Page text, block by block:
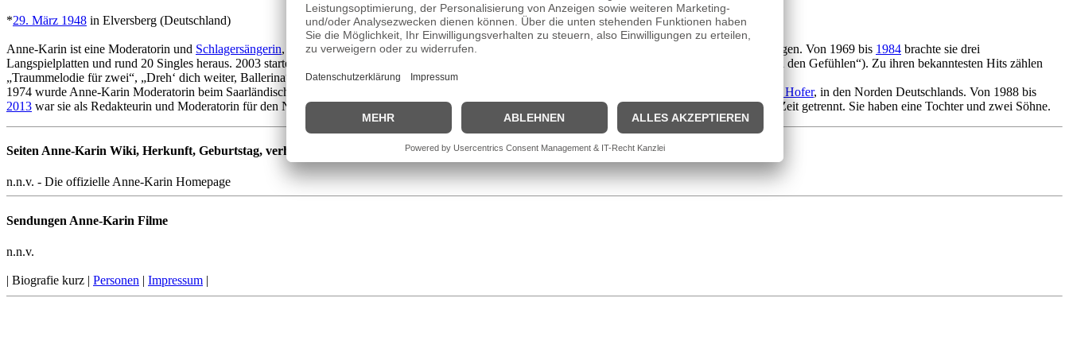
*29. März 1948 in Elversberg (Deutschland)
Anne-Karin ist eine Moderatorin und Schlagersängerin, die eine Ausbildung als Sportlehrerin absolvierte, es jedoch vorzog, in das Musikgeschäft einzusteigen. Von 1969 bis 1984 brachte sie drei
Langspielplatten und rund 20 Singles heraus. 2003 startete sie ein Comeback und zehn Jahre später veröffentlichte sie ihr bislang letztes Album („Zwischen den Gefühlen“). Zu ihren bekanntesten Hits zählen
„Traummelodie für zwei“, „Dreh‘ dich weiter, Ballerina“, „Mir han gespielt am liebschte nur im Dreck“ und „Niemand“.
1974 wurde Anne-Karin Moderatorin beim Saarländischen Rundfunk.
Jan Hofer, in den Norden Deutschlands. Von 1988 bis
2013 war sie als Redakteurin und Moderatorin für den NDR tätig. Sie ist nach wie vor mit Jan Hofer verheiratet, die beiden leben aber schon seit längerer Zeit getrennt. Sie haben eine Tochter und zwei Söhne.
Seiten Anne-Karin Wiki, Herkunft, Geburtstag, verheiratet, Kinder etc.
n.n.v. - Die offizielle Anne-Karin Homepage
Sendungen Anne-Karin Filme
n.n.v.
| Biografie kurz | Personen | Impressum |